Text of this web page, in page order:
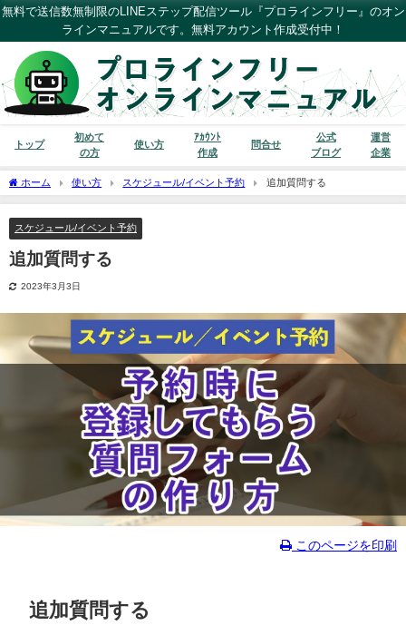
無料で送信数無制限のLINEステップ配信ツール『プロラインフリー』のオン
ラインマニュアルです。無料アカウント作成受付中！
トップ
初めて
の方
使い方
ｱｶｳﾝﾄ
作成
問合せ
公式
ブログ
運営
企業
ホーム 使い方 スケジュール/イベント予約 追加質問する
スケジュール/イベント予約
追加質問する
2023年3月3日
このページを印刷
追加質問する